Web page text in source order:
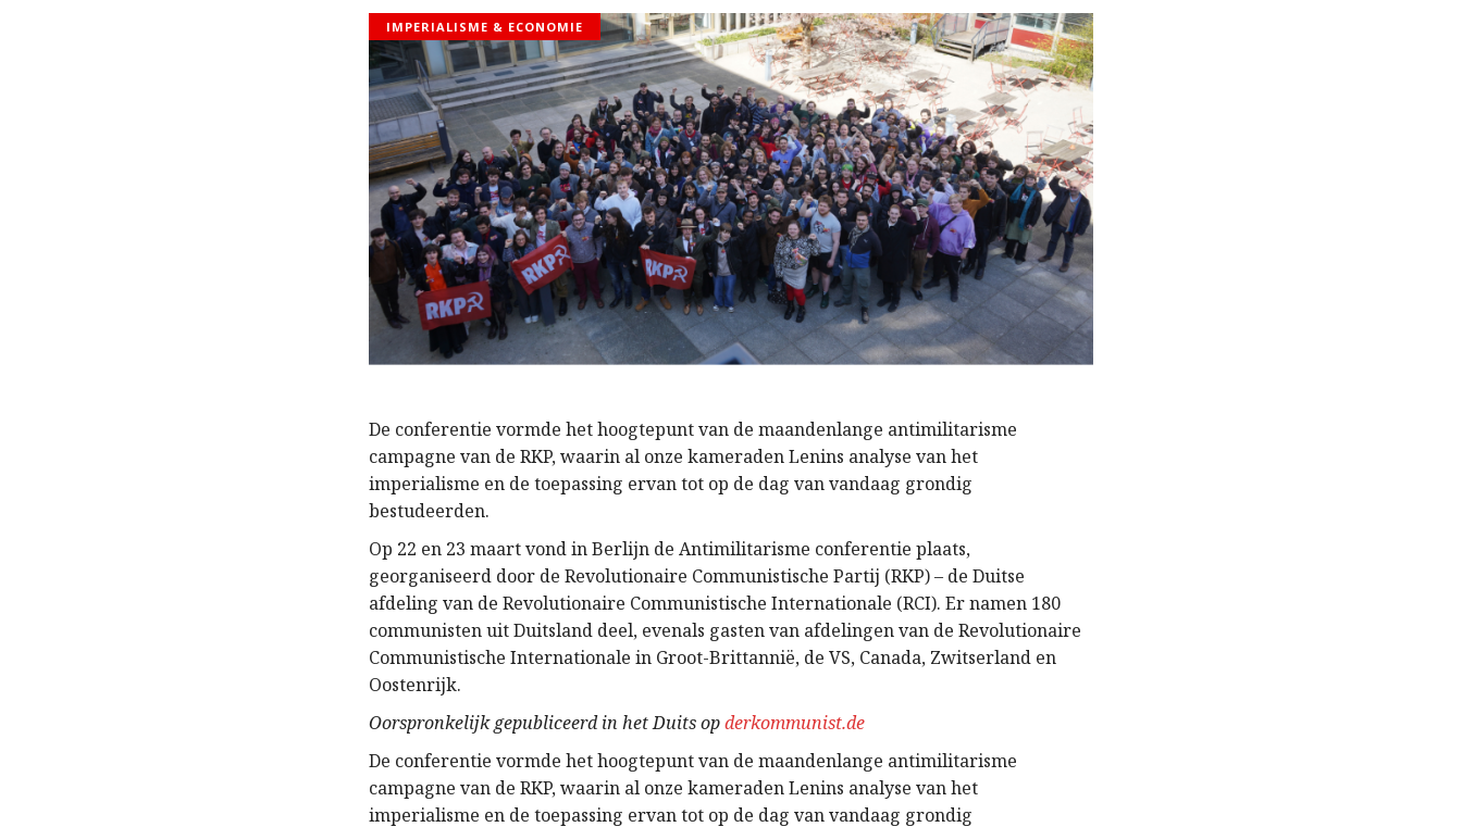
IMPERIALISME & ECONOMIE
De conferentie vormde het hoogtepunt van de maandenlange antimilitarisme
campagne van de RKP, waarin al onze kameraden Lenins analyse van het
imperialisme en de toepassing ervan tot op de dag van vandaag grondig
bestudeerden.
Op 22 en 23 maart vond in Berlijn de Antimilitarisme conferentie plaats,
georganiseerd door de Revolutionaire Communistische Partij (RKP) – de Duitse
afdeling van de Revolutionaire Communistische Internationale (RCI). Er namen 180
communisten uit Duitsland deel, evenals gasten van afdelingen van de Revolutionaire
Communistische Internationale in Groot-Brittannië, de VS, Canada, Zwitserland en
Oostenrijk.
Oorspronkelijk gepubliceerd in het Duits opderkommunist.de
De conferentie vormde het hoogtepunt van de maandenlange antimilitarisme
campagne van de RKP, waarin al onze kameraden Lenins analyse van het
imperialisme en de toepassing ervan tot op de dag van vandaag grondig